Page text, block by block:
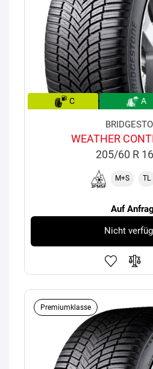
C A
WEATHER
205/60 R
M+S TL
Auf
Nicht
Premiumklasse